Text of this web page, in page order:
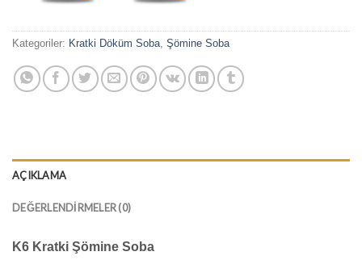
Kategoriler: Kratki Döküm Soba Şömine Soba
AÇIKLAMA
DEĞERLENDIRMELER (0)
K6 Kratki Şömine Soba